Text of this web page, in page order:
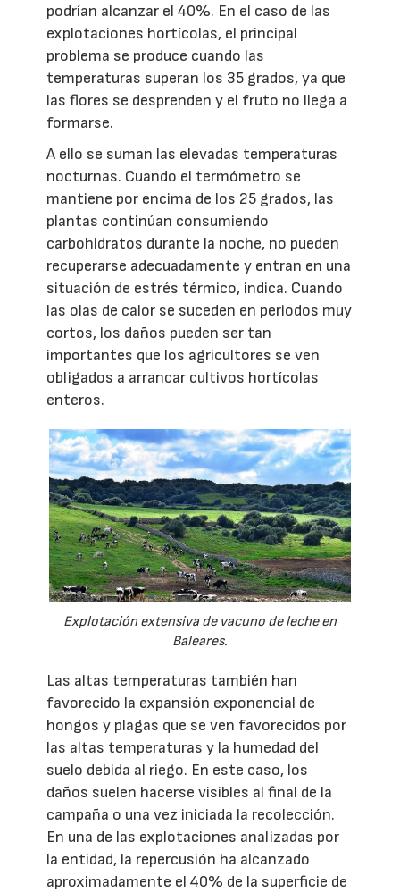
podrían alcanzar el 40%. En el caso de las
explotaciones hortícolas, el principal
problema se produce cuando las
temperaturas superan los 35 grados, ya que
las flores se desprenden y el fruto no llega a
formarse.
A ello se suman las elevadas temperaturas
nocturnas. Cuando el termómetro se
mantiene por encima de los 25 grados, las
plantas continúan consumiendo
carbohidratos durante la noche, no pueden
recuperarse adecuadamente y entran en una
situación de estrés térmico, indica. Cuando
las olas de calor se suceden en periodos muy
cortos, los daños pueden ser tan
importantes que los agricultores se ven
obligados a arrancar cultivos hortícolas
enteros.
Explotación extensiva de vacuno de leche en
Baleares.
Las altas temperaturas también han
favorecido la expansión exponencial de
hongos y plagas que se ven favorecidos por
las altas temperaturas y la humedad del
suelo debida al riego. En este caso, los
daños suelen hacerse visibles al final de la
campaña o una vez iniciada la recolección.
En una de las explotaciones analizadas por
la entidad, la repercusión ha alcanzado
aproximadamente el 40% de la superficie de